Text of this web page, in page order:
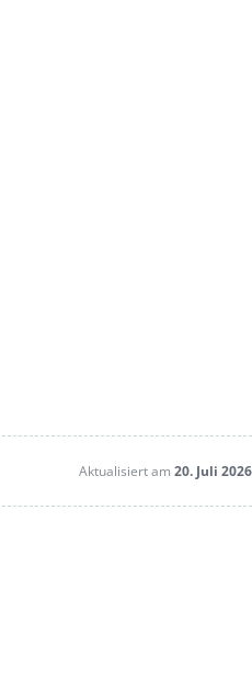
Aktualisiert am 20. Juli 2026